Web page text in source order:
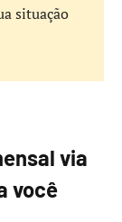
situação
via
você